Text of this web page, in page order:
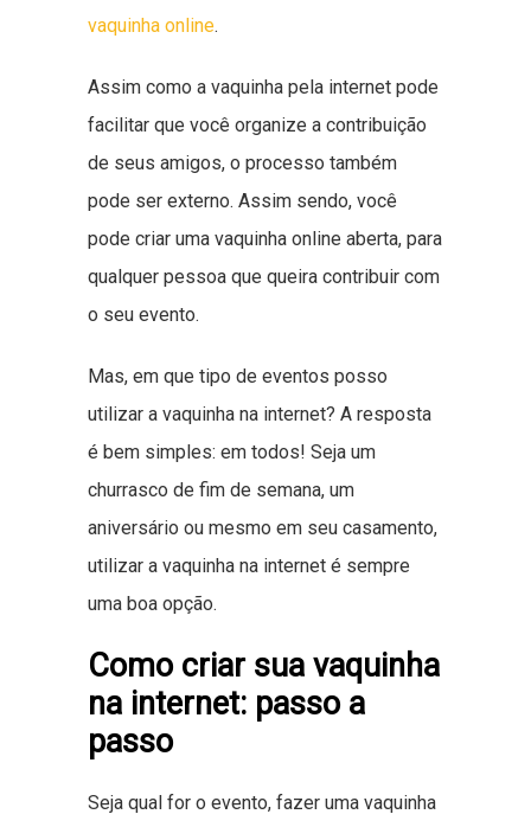
vaquinha online.
Assim como a vaquinha pela internet pode
facilitar que você organize a contribuição
de seus amigos, o processo também
pode ser externo. Assim sendo, você
pode criar uma vaquinha online aberta, para
qualquer pessoa que queira contribuir com
o seu evento.
Mas, em que tipo de eventos posso
utilizar a vaquinha na internet? A resposta
é bem simples: em todos! Seja um
churrasco de fim de semana, um
aniversário ou mesmo em seu casamento,
utilizar a vaquinha na internet é sempre
uma boa opção.
Como criar sua vaquinha
na internet: passo a
passo
Seja qual for o evento, fazer uma vaquinha